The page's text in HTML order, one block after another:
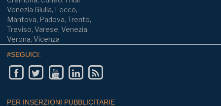
Venezia Giulia, Lecco,
Mantova, Padova, Trento,
Treviso, Varese, Venezia,
Verona, Vicenza
#SEGUICI:
PER INSERZIONI PUBBLICITARIE